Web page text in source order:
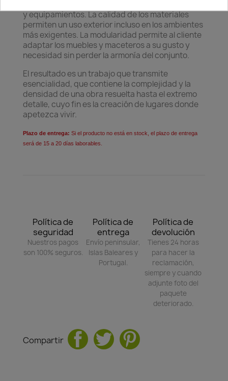
y equipamientos. La calidad de los materiales
permiten un uso exterior incluso en los ambientes
más exigentes. La modularidad permite al cliente
adaptar los muebles y maceteros a su gusto y
necesidad sin perder la armonía del conjunto.
El resultado es un trabajo que transmite
esencialidad, que contiene la complejidad y la
densidad de una obra resuelta hasta el extremo
detalle, cuyo fin es la creación de lugares donde
apetezca vivir.
Plazo de entrega: Si el producto no está en stock, el plazo de entrega
será de 15 a 20 días laborables.
Política de
seguridad
Nuestros pagos
son 100% seguros.
Política de
entrega
Envío peninsular,
Islas Baleares y
Portugal.
Política de
devolución
Tienes 24 horas
para hacer la
reclamación,
siempre y cuando
adjunte foto del
paquete
deteriorado.
Compartir